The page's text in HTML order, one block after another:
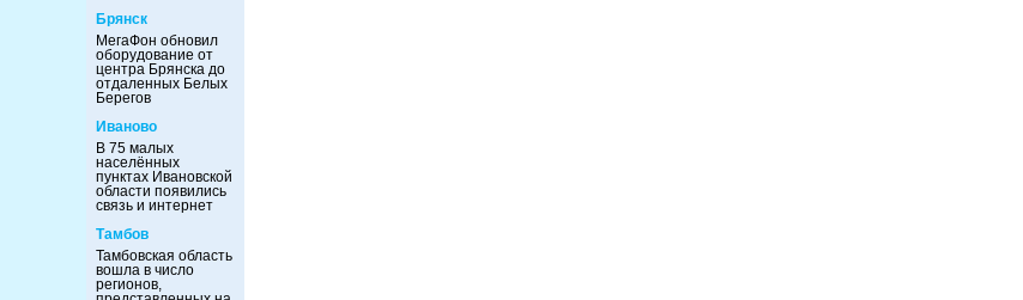
Брянск
МегаФон обновил
оборудование от
центра Брянска до
отдаленных Белых
Берегов
Иваново
В 75 малых
населённых
пунктах Ивановской
области появились
связь и интернет
Тамбов
Тамбовская область
вошла в число
регионов,